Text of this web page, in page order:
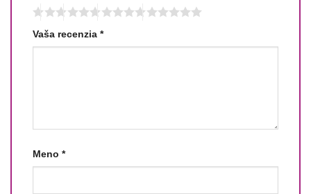
Vaša recenzia *
Meno *